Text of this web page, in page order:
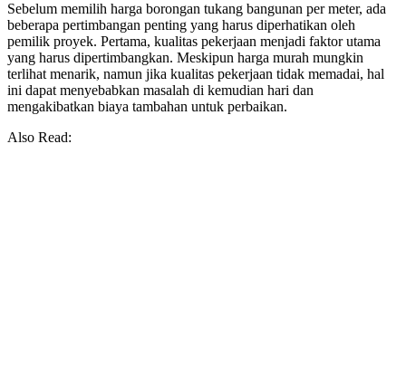
Sebelum memilih harga borongan tukang bangunan per meter, ada
beberapa pertimbangan penting yang harus diperhatikan oleh
pemilik proyek. Pertama, kualitas pekerjaan menjadi faktor utama
yang harus dipertimbangkan. Meskipun harga murah mungkin
terlihat menarik, namun jika kualitas pekerjaan tidak memadai, hal
ini dapat menyebabkan masalah di kemudian hari dan
mengakibatkan biaya tambahan untuk perbaikan.
Also Read: